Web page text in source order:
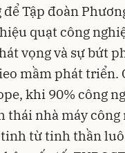
Tập đoàn
quạt công
vọng và sự bứt
mầm phát triển.
khi 90% công
thái nhà máy công
từ tinh thần